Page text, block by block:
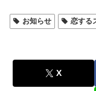
お知らせ 恋する
X